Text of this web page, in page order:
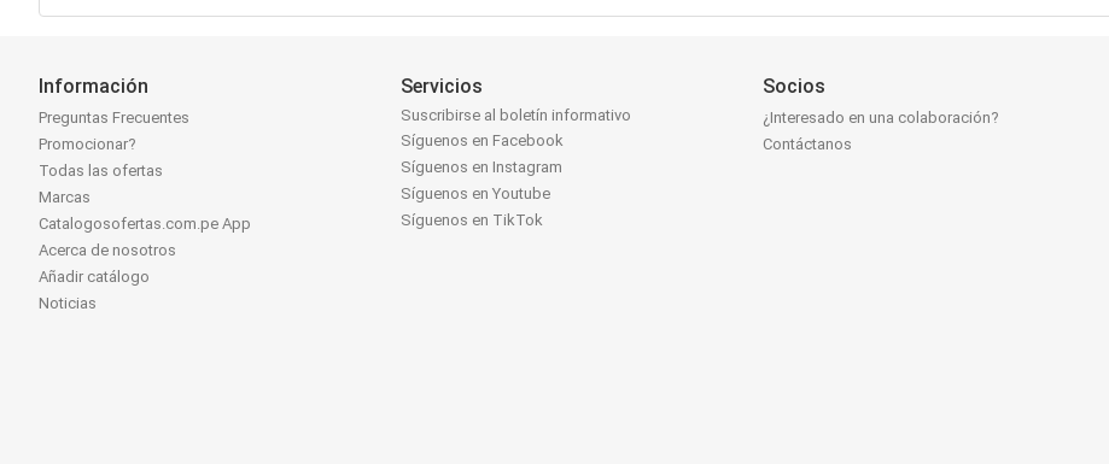
Información
Preguntas Frecuentes
Promocionar?
Todas las ofertas
Marcas
Catalogosofertas.com.pe App
Acerca de nosotros
Añadir catálogo
Noticias
Servicios
Suscribirse al boletín informativo
Síguenos en Facebook
Síguenos en Instagram
Síguenos en Youtube
Síguenos en TikTok
Socios
¿Interesado en una colaboración?
Contáctanos